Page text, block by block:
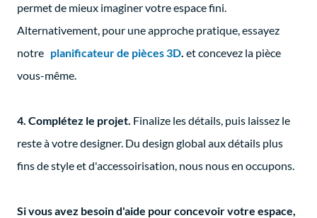
permet de mieux imaginer votre espace fini.
Alternativement, pour une approche pratique, essayez
notre planificateur de pièces 3D. et concevez la pièce
vous-même.
4. Complétez le projet. Finalize les détails, puis laissez le
reste à votre designer. Du design global aux détails plus
fins de style et d'accessoirisation, nous nous en occupons.
Si vous avez besoin d'aide pour concevoir votre espace,